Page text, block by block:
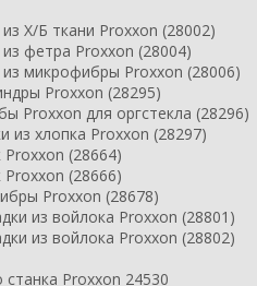
Х/Б ткани Proxxon (28002)
фетра Proxxon (28004)
микрофибры Proxxon (28006)
Proxxon (28295)
Proxxon для оргстекла (28296)
из хлопка Proxxon (28297)
(28664)
(28666)
Proxxon (28678)
из войлока Proxxon (28801)
из войлока Proxxon (28802)
Proxxon 24530